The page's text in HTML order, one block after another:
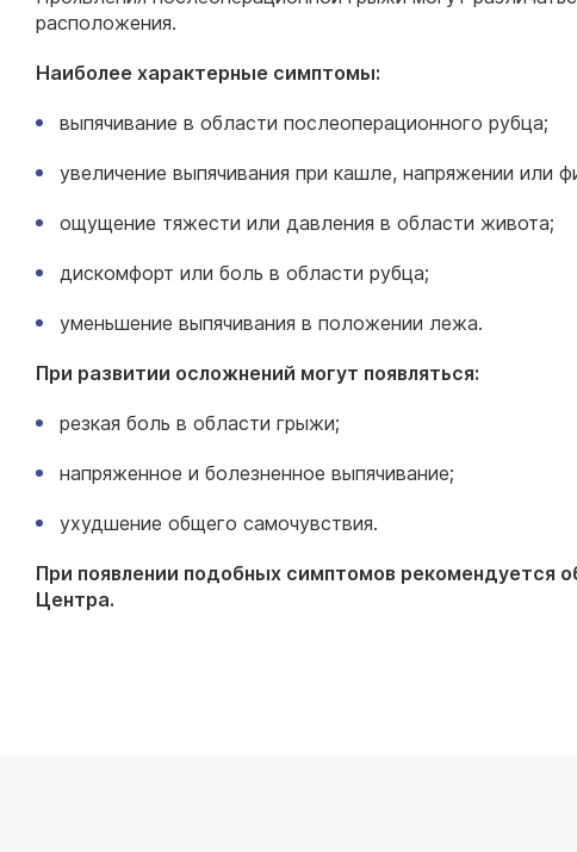
расположения.
Наиболее характерные симптомы:
выпячивание в области послеоперационного рубца;
увеличение выпячивания при кашле, напряжении или
ощущение тяжести или давления в области живота;
дискомфорт или боль в области рубца;
уменьшение выпячивания в положении лежа.
При развитии осложнений могут появляться:
резкая боль в области грыжи;
напряженное и болезненное выпячивание;
ухудшение общего самочувствия.
При появлении подобных симптомов рекомендуется
Центра.